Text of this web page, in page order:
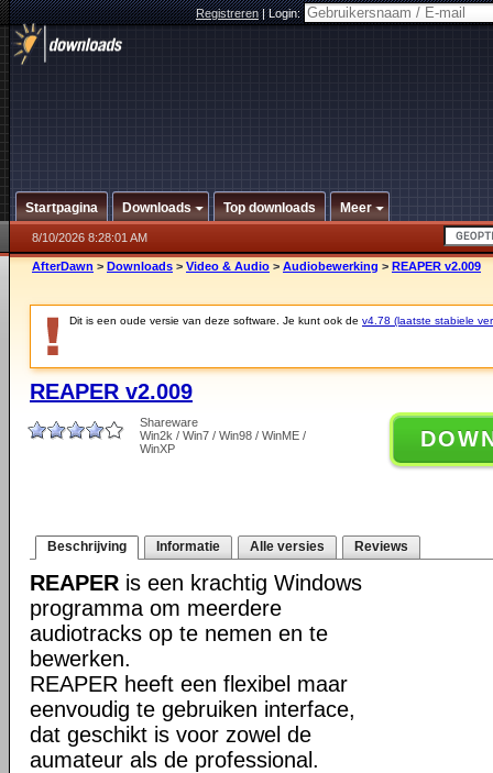
Registreren|Login:
Startpagina Downloads Top downloads Meer
8/10/2026 8:28:01 AM
AfterDawn > Downloads > Video & Audio > Audiobewerking > REAPER v2.009
Dit is een oude versie van deze software. Je kunt ook de v4.78 (laatste stabiele
REAPER v2.009
Shareware
Win2k / Win7 / Win98 / WinME /
WinXP
Beschrijving Informatie Alle versies Reviews
REAPER is een krachtig Windows
programma om meerdere
audiotracks op te nemen en te
bewerken.
REAPER heeft een flexibel maar
eenvoudig te gebruiken interface,
dat geschikt is voor zowel de
aumateur als de professional.